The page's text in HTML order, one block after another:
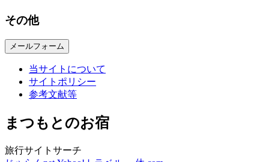
その他
メールフォーム
当サイトについて
サイトポリシー
参考文献等
まつもとのお宿
旅行サイトサーチ